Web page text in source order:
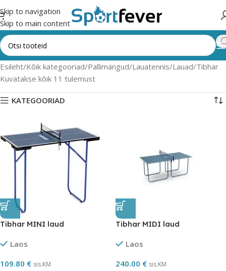
Skip to navigation
Skip to main content
Esileht Kõik kategooriad Pallimängud Lauatennis Lauad Tibhar
Kuvatakse kõik 11 tulemust
KATEGOORIAD
Tibhar MINI laud
Laos
109.80 € sis.KM
Tibhar MIDI laud
Laos
240.00 € sis.KM